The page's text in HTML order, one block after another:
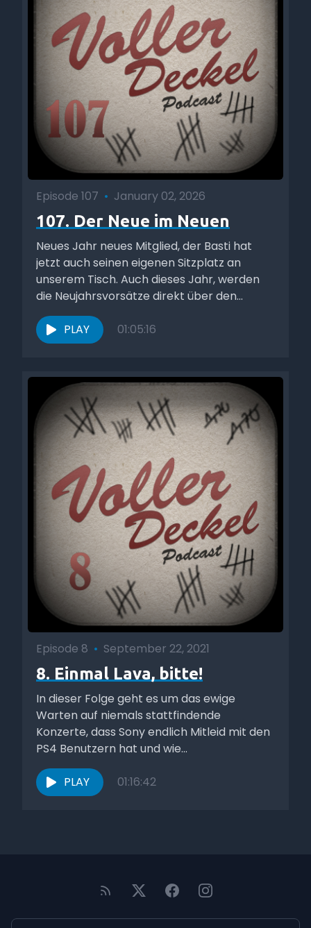
Episode 107 • January 02, 2026
107. Der Neue im Neuen
Neues Jahr neues Mitglied, der Basti hat
jetzt auch seinen eigenen Sitzplatz an
unserem Tisch. Auch dieses Jahr, werden
die Neujahrsvorsätze direkt über den...
PLAY 01:05:16
Episode 8 • September 22, 2021
8. Einmal Lava, bitte!
In dieser Folge geht es um das ewige
Warten auf niemals stattfindende
Konzerte, dass Sony endlich Mitleid mit den
PS4 Benutzern hat und wie...
PLAY 01:16:42